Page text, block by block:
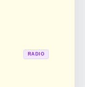
RADIO